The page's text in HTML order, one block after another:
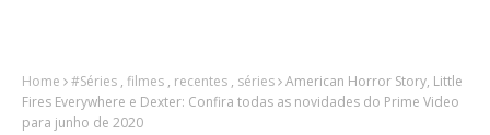
Home #Séries , filmes , recentes , séries American Horror Story, Little
Fires Everywhere e Dexter: Confira todas as novidades do Prime Video
para junho de 2020